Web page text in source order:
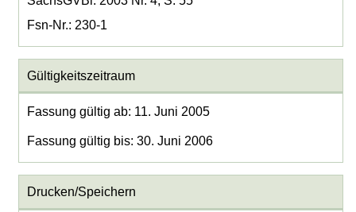
Fsn-Nr.: 230-1
Gültigkeitszeitraum
Fassung gültig ab: 11. Juni 2005
Fassung gültig bis: 30. Juni 2006
Drucken/Speichern